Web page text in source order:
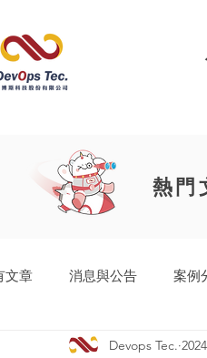
熱門
文章 消息與公告 案例
工業產品開發生命週期
Devops Tec.